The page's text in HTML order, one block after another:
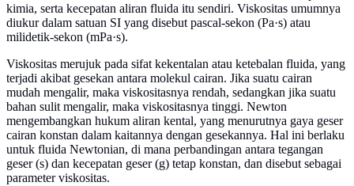
kimia, serta kecepatan aliran fluida itu sendiri. Viskositas umumnya
diukur dalam satuan SI yang disebut pascal-sekon (Pa·s) atau
milidetik-sekon (mPa·s).
Viskositas merujuk pada sifat kekentalan atau ketebalan fluida, yang
terjadi akibat gesekan antara molekul cairan. Jika suatu cairan
mudah mengalir, maka viskositasnya rendah, sedangkan jika suatu
bahan sulit mengalir, maka viskositasnya tinggi. Newton
mengembangkan hukum aliran kental, yang menurutnya gaya geser
cairan konstan dalam kaitannya dengan gesekannya. Hal ini berlaku
untuk fluida Newtonian, di mana perbandingan antara tegangan
geser (s) dan kecepatan geser (g) tetap konstan, dan disebut sebagai
parameter viskositas.